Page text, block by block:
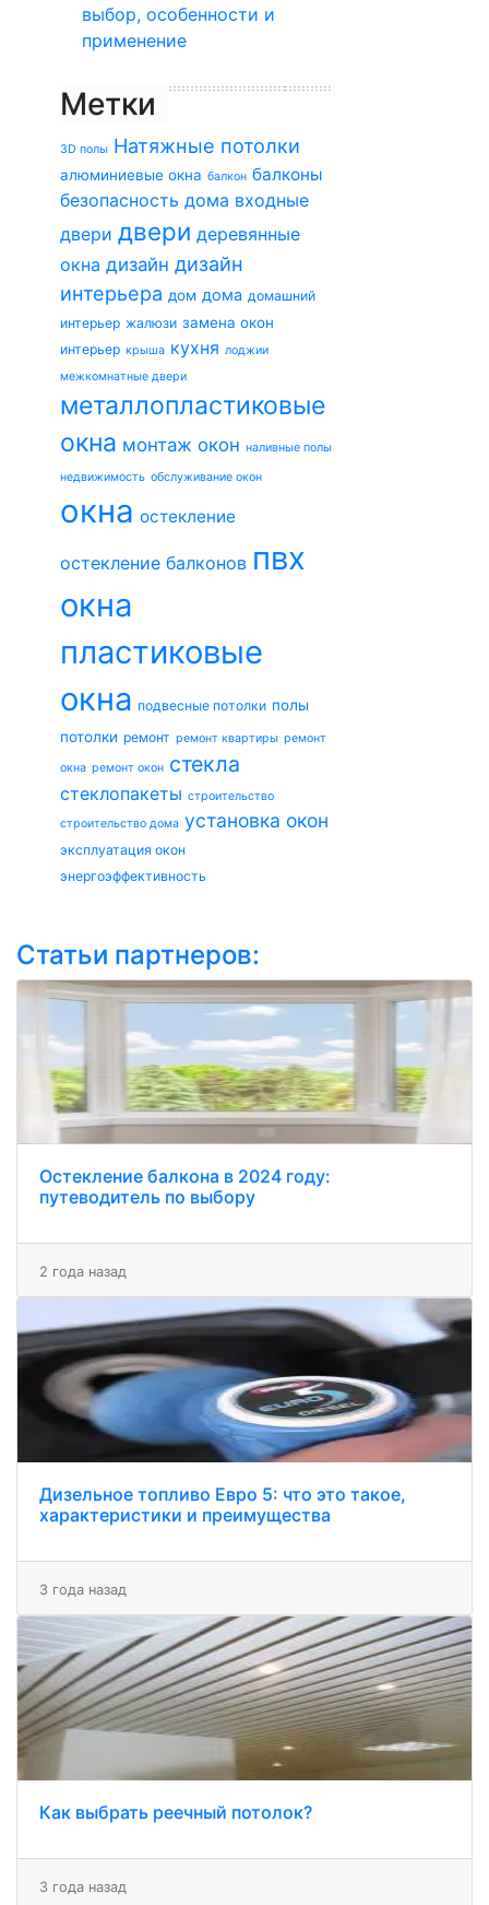
выбор, особенности и
применение
Метки
3D полы Натяжные потолки
алюминиевые окна балкон балконы
безопасность дома входные
двери двери деревянные
окна дизайн дизайн
интерьера дом дома домашний
интерьер жалюзи замена окон
интерьер крыша кухня лоджии
межкомнатные двери
металлопластиковые
окна монтаж окон наливные полы
недвижимость обслуживание окон
окна остекление
остекление балконов пвх
окна
пластиковые
окна подвесные потолки полы
потолки ремонт ремонт квартиры ремонт
окна ремонт окон стекла
стеклопакеты строительство
строительство дома установка окон
эксплуатация окон
энергоэффективность
Статьи партнеров:
Остекление балкона в 2024 году:
путеводитель по выбору
2 года назад
Дизельное топливо Евро 5: что это такое,
характеристики и преимущества
3 года назад
Как выбрать реечный потолок?
3 года назад